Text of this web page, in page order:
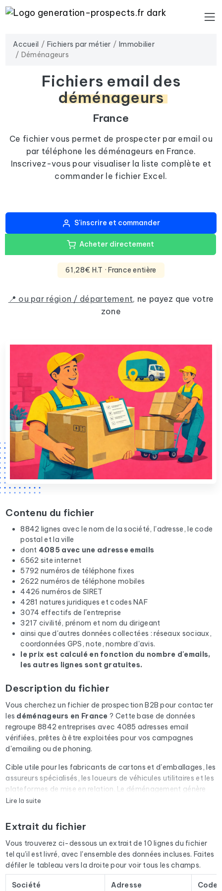
Accueil Fichiers par métier
Immobilier
Déménageurs
Fichiers email des
déménageurs
France
Ce fichier vous permet de prospecter par email ou
par téléphone les déménageurs en France.
Inscrivez-vous pour visualiser la liste complète et
commander le fichier Excel.
S'inscrire et commander
Acheter directement
61,28€ H.T · France entière
📍 ou par région / département, ne payez que votre
zone
Contenu du fichier
8842 lignes avec le nom de la société, l'adresse, le code
postal et la ville
dont 4085 avec une adresse emails
6562 site internet
5792 numéros de téléphone fixes
2622 numéros de téléphone mobiles
4426 numéros de SIRET
4281 natures juridiques et codes NAF
3074 effectifs de l'entreprise
3217 civilité, prénom et nom du dirigeant
ainsi que d'autres données collectées : réseaux sociaux,
coordonnées GPS, note, nombre d'avis.
le prix est calculé en fonction du nombre d'emails,
les autres lignes sont gratuites.
Description du fichier
Vous cherchez un fichier de prospection B2B pour contacter
les déménageurs en France ? Cette base de données
regroupe 8842 entreprises avec 4085 adresses email
vérifiées, prêtes à être exploitées pour vos campagnes
d'emailing ou de phoning.
Cible utile pour les fabricants de cartons et d'emballages, les
assureurs spécialisés, les loueurs de véhicules utilitaires et les
plateformes de mise en relation. Le déménagement génère
aussi des besoins en nettoyage, stockage et réexpédition de
Chaque email du fichier passe par une vérification
automatique via Cleanmylist.email avant d'être inclus. Les
adresses invalides, les boîtes pleines et les domaines expirés
sont retirés. Résultat : un taux de bounce bas et des
campagnes qui arrivent en boîte de réception.
Lire la suite
Extrait du fichier
Vous trouverez ci-dessous un extrait de 10 lignes du fichier
tel qu'il est livré, avec l'ensemble des données incluses. Faites
défiler le tableau vers la droite pour voir tous les champs.
Société Adresse Code